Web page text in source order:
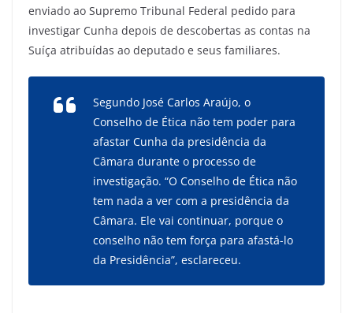
enviado ao Supremo Tribunal Federal pedido para
investigar Cunha depois de descobertas as contas na
Suíça atribuídas ao deputado e seus familiares.
Segundo José Carlos Araújo, o
Conselho de Ética não tem poder para
afastar Cunha da presidência da
Câmara durante o processo de
investigação. “O Conselho de Ética não
tem nada a ver com a presidência da
Câmara. Ele vai continuar, porque o
conselho não tem força para afastá-lo
da Presidência”, esclareceu.